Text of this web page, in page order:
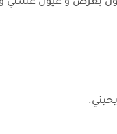
بعرض و عيون عسلي و